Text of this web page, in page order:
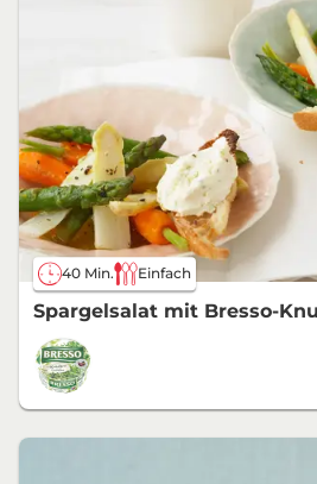
40 Min. Einfach
Spargelsalat mit Bresso-